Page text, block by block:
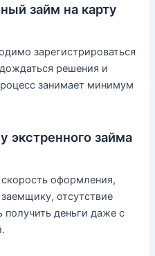
займ на карту
зарегистрироваться
решения и
занимает минимум
экстренного займа
оформления,
отсутствие
деньги даже с